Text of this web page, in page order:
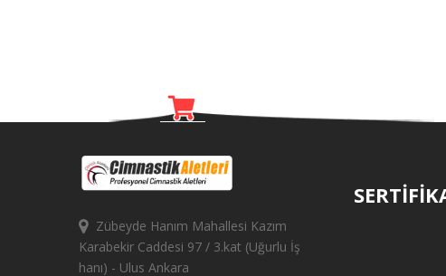
Zübeyde Hanım Mahallesi Kazım
Karabekir Caddesi 97 / 3.kat (Uğurlu İş
hanı) - Ulus Ankara